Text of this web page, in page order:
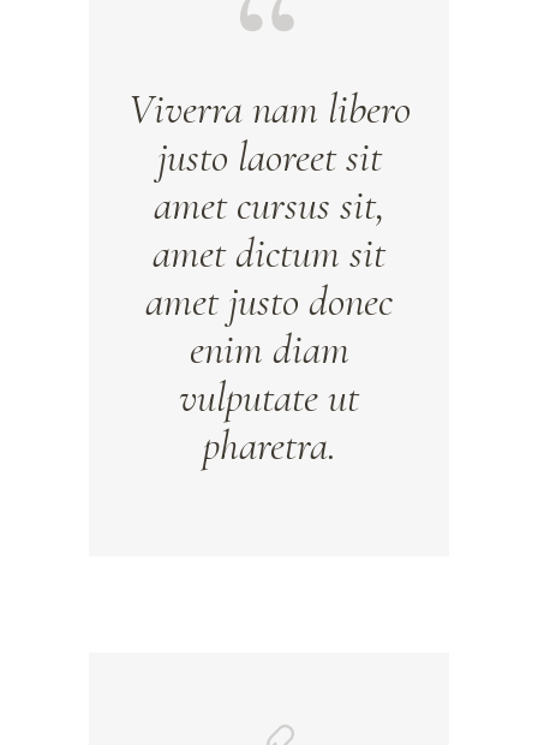
Viverra nam libero
justo laoreet sit
amet cursus sit,
amet dictum sit
amet justo donec
enim diam
vulputate ut
pharetra.